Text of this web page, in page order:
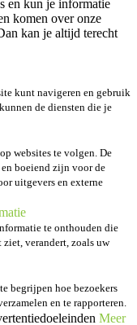
en kun je informatie
komen over onze
kan je altijd terecht
kunt navigeren en gebruik
de diensten die je
websites te volgen. De
boeiend zijn voor de
uitgevers en externe
te onthouden die
ziet, verandert, zoals uw
begrijpen hoe bezoekers
en te rapporteren.
Meer